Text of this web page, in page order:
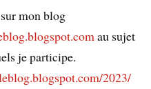
mon blog
au sujet
je participe.
2023/